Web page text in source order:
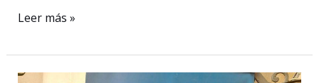
Francisco
la
Torre
Leer más »